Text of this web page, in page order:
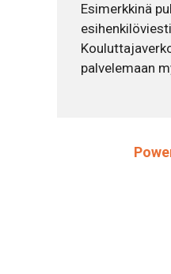
Esimerkkinä
palvelemaan